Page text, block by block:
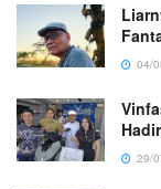
04/
29/